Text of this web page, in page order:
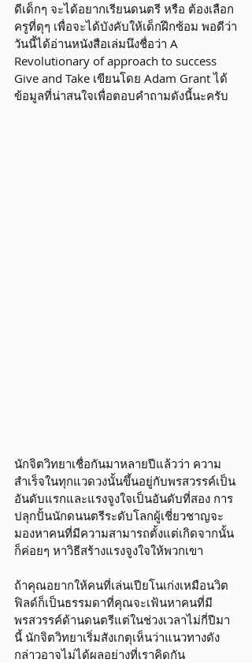
ดีเด็กๆ จะได้อยากเรียนดนตรี หรือ ต้องเลือก
ครูที่ดุๆ เพื่อจะได้บังคับให้เด็กฝึกซ้อม พอดีว่า
วันนี้ได้อ่านหนังสือเล่มนึงชื่อว่า A
Revolutionary of approach to success
Give and Take เขียนโดย Adam Grant ได้
ข้อมูลที่น่าสนใจเพื่อตอบคำถามดังนี้นะครับ
นักจิตวิทยาเชื่อกันมาหลายปีแล้วว่า ความ
สำเร็จในทุกแวดวงนั้นขึ้นอยู่กับพรสวรรค์เป็น
อันดับแรกและแรงจูงใจเป็นอันดับที่สอง การ
ปลุกปั้นนักดนนตรีระดับโลกผู้เชี่ยวชาญจะ
มองหาคนที่มีความสามารถตั้งแต่เกิดจากนั้น
ก็ค่อยๆ หาวิธีสร้างแรงจูงใจให้พวกเขา
ถ้าคุณอยากให้คนที่เล่นเปียโนเก่งเหมือนวิต
ฟิลด์ก็เป็นธรรมดาที่คุณจะเฟ้นหาคนที่มี
พรสวรรค์ด้านดนตรีแต่ในช่วงเวลาไม่กี่ปีมา
นี้ นักจิตวิทยาเริ่มสังเกตุเห็นว่าแนวทางดัง
กล่าวอาจไม่ได้ผลอย่างที่เราคิดกัน